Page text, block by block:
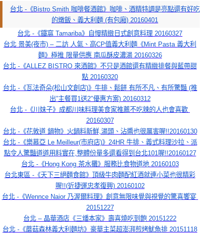
台北 -《Bistro Smith 咖啡餐酒館》咖啡、酒精特調是亮點還有好吃
的燉飯、義大利麵 (有包廂) 20160401
台北 -《鐵窩 Tamariba》自慢精緻日式創意料理 20160327
台北 景美(夜市) – 二訪 人氣、高CP值義大利麵《Mint Pasta 義大利
麵》極推 限量供應 南瓜酥皮濃湯 20160326
台北 -《ALLEZ BISTRO 來酒館》不只是酒館還有精緻排餐與藍帶甜
點 20160320
台北 -《瓦法奇朵(松山文創店)》牛排、鬆餅 有所不凡、有所驚豔 (推
出”主餐買1送2″優惠方案) 20160312
台北 -《川妹子》成都川味料理美食家推薦不吃辣的人也會喜歡
20160307
台北 -《花敦道 鍋物》火鍋料新鮮,湯頭、沾醬也很厲害喔!!20160130
台北 -《樂慕亞 Le Meilleur(市府店)》24HR 牛排、義式料理沙拉、派
點令人驚豔道道用料實在,整體份量多還看得到台北101喔!!20160127
台北 -《Hong Kong 茶水攤》服務比食物道地 20160103
台北東區 -《天下三絕麵食館》頂級牛肉麵配紅酒就連小菜也很精彩
喔!!(近捷運忠孝復興) 20160102
台北 -《Wennce Naior 乃渥爾料理》創意無限味覺與視覺的驚喜饗宴
20151227
台北 – 晶華酒店《三燔本家》壽喜燒吃到飽 20151222
台北 -《蘑菇森林義大利麵坊》豪華主菜超澎湃煎烤魷魚排 20151118